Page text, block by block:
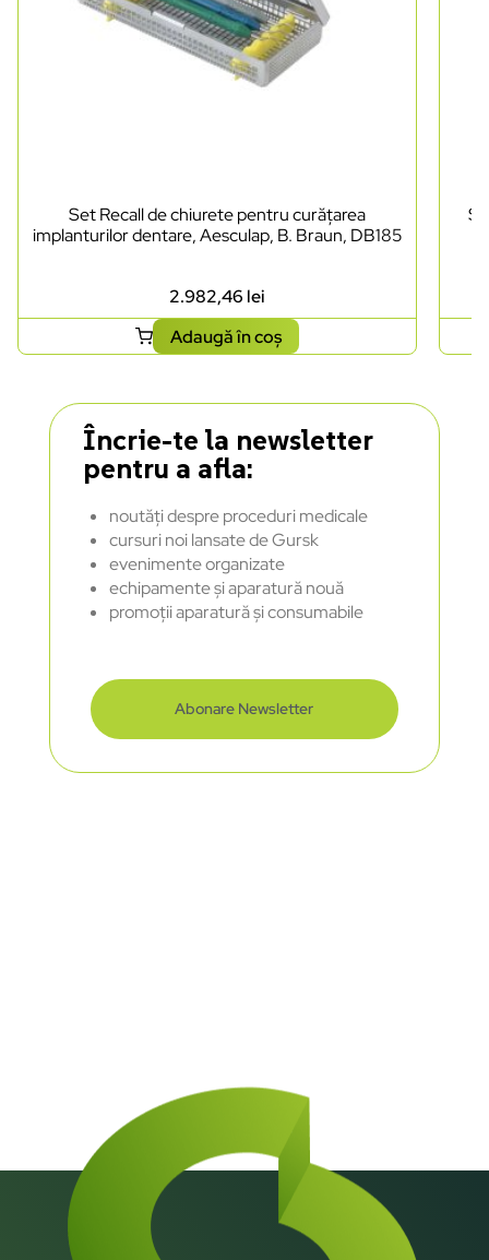
Set Recall de chiurete pentru curățarea
implanturilor dentare, Aesculap, B. Braun, DB185
2.982,46 lei
Adaugă în coș
Încrie-te la newsletter
pentru a afla:
noutăți despre proceduri medicale
cursuri noi lansate de Gursk
evenimente organizate
echipamente și aparatură nouă
promoții aparatură și consumabile
Abonare Newsletter